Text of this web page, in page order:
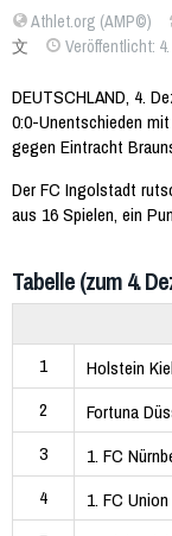
Athlet.org (AMP©)
文
Veröffentlicht: 4.
DEUTSCHLAND, 4.
0:0-Unentschieden
gegen Eintracht
Der FC Ingolstadt
aus 16 Spielen, ein
Tabelle (zum 4.
1
Holstein Kiel
2
Fortuna
3
1. FC
4
1. FC